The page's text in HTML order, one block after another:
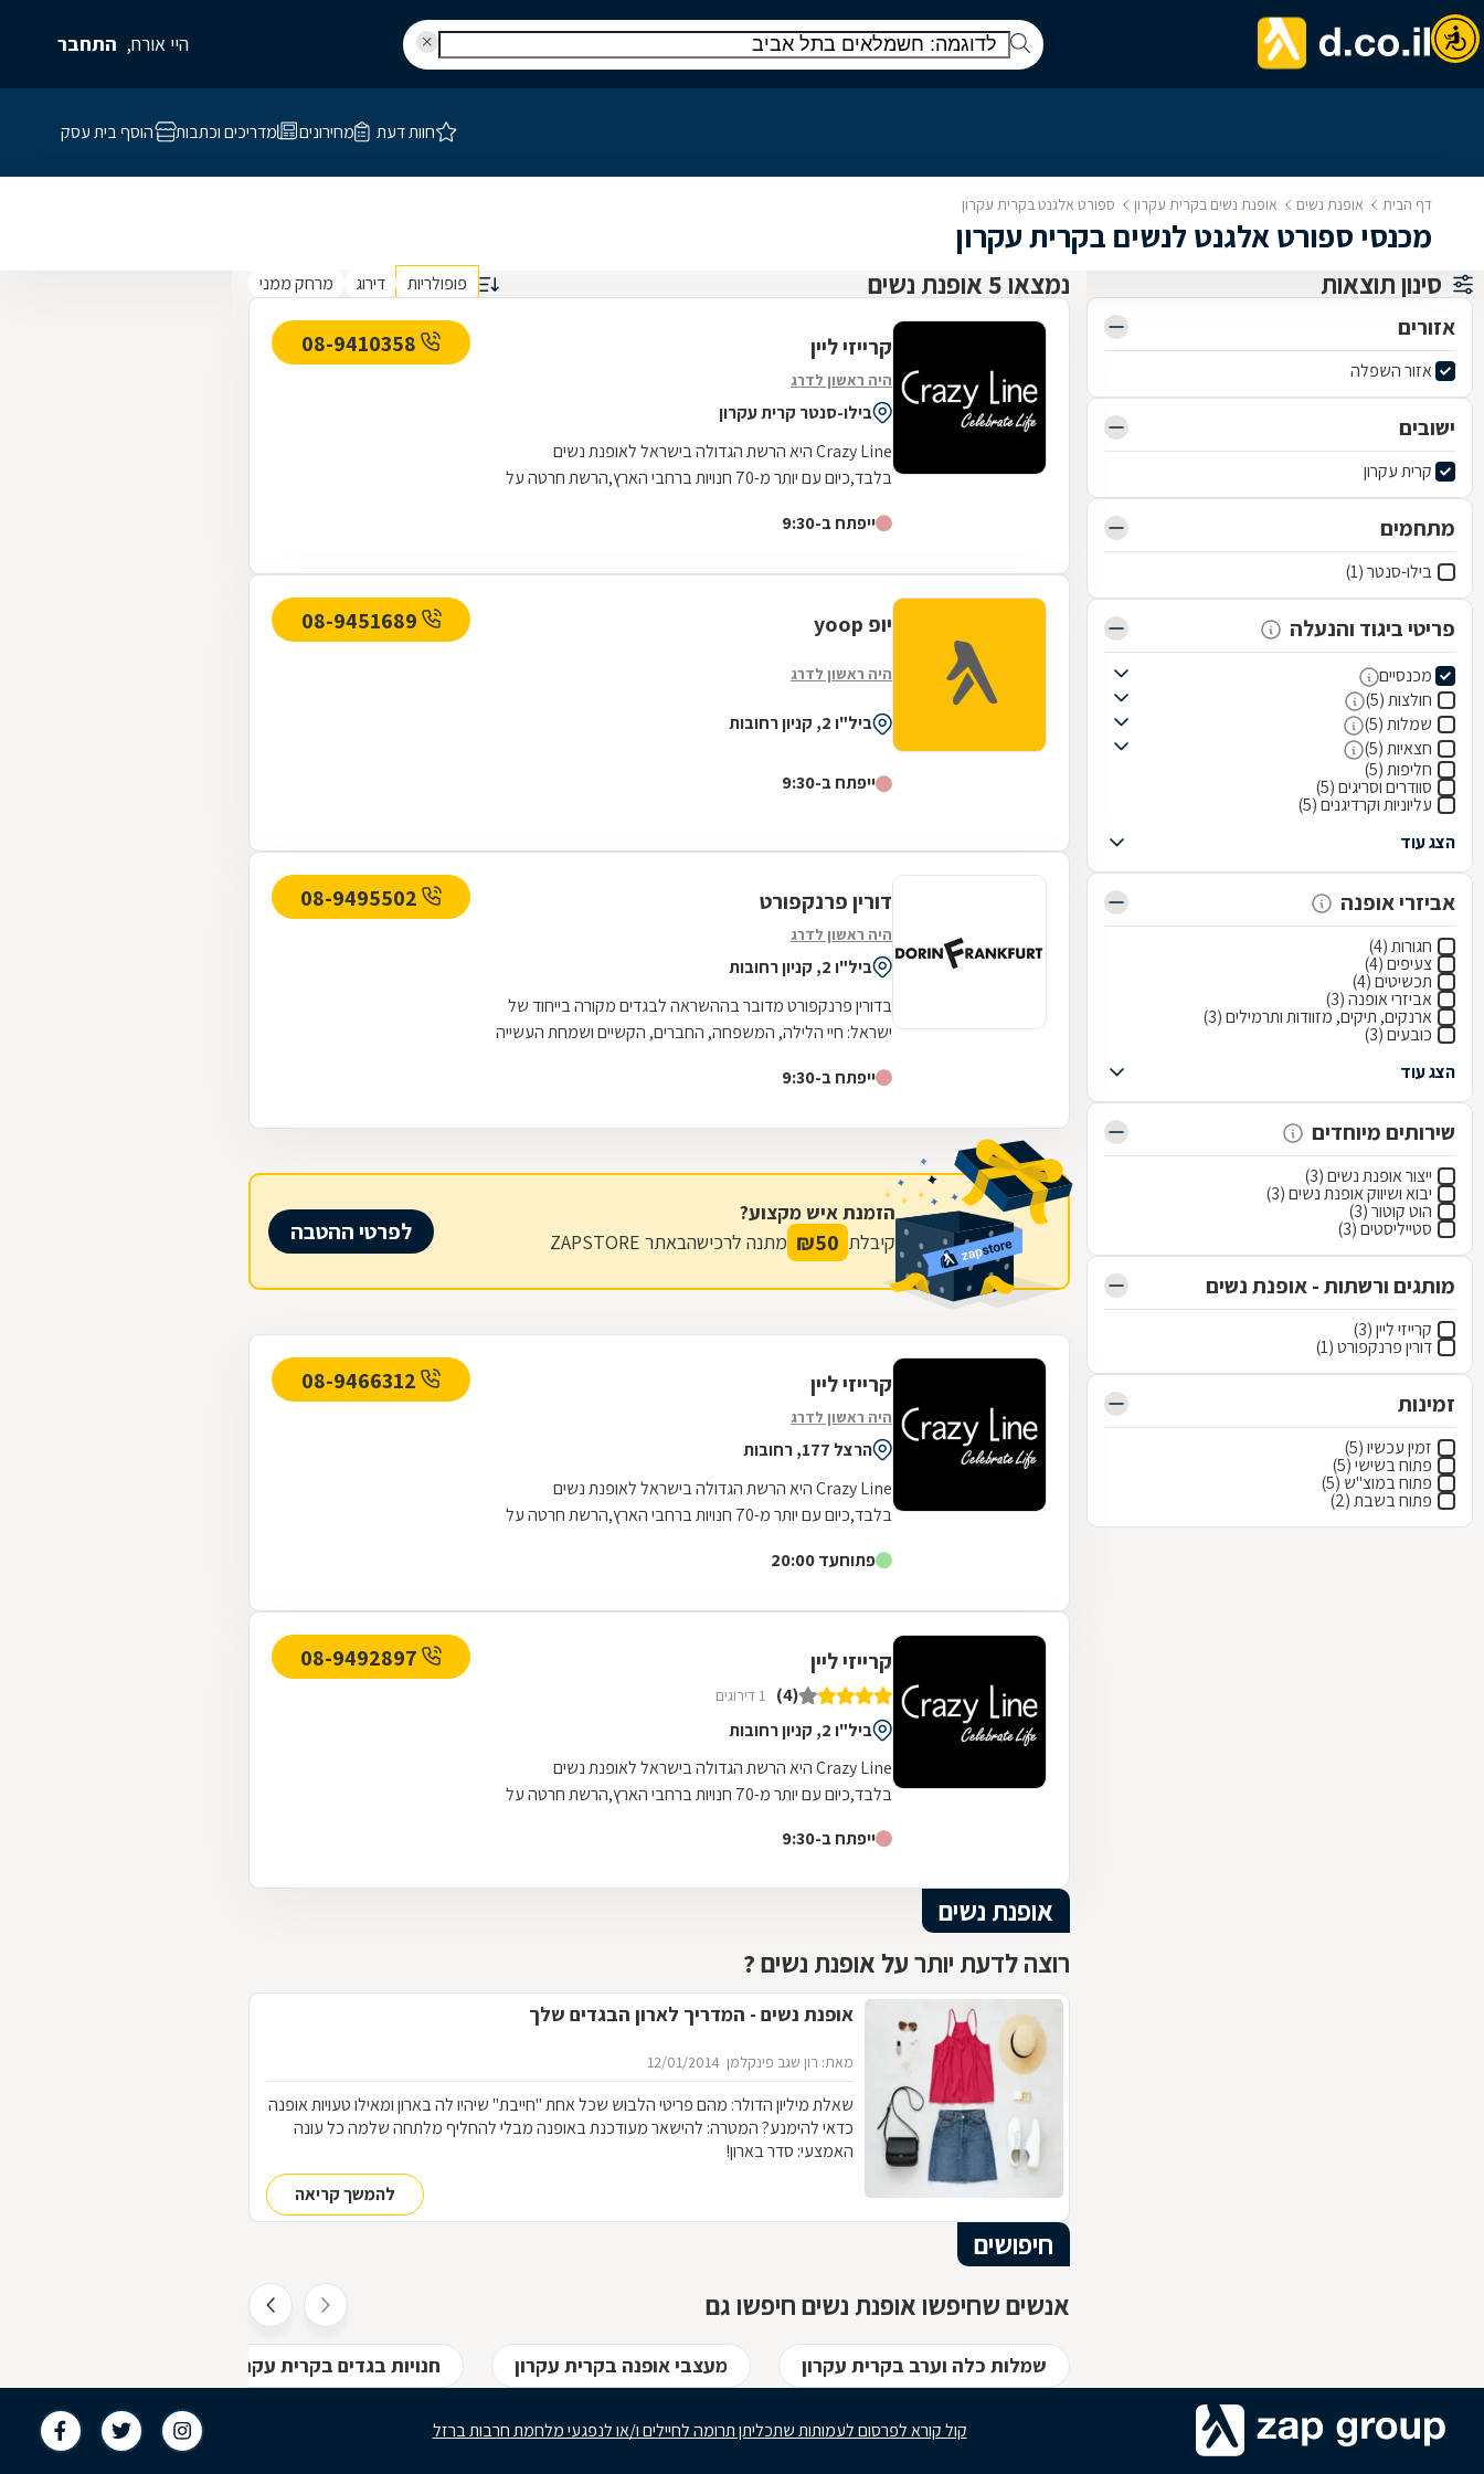
היי אורח, התחבר
חוות דעת מחירונים מדריכים וכתבות הוסף בית עסק
דף הבית אופנת נשים אופנת נשים בקרית עקרון ספורט אלגנט בקרית עקרון
מכנסי ספורט אלגנט לנשים בקרית עקרון
סינון תוצאות
אזורים
אזור השפלה
ישובים
קרית עקרון
מתחמים
בילו-סנטר (1)
פריטי ביגוד והנעלה
מכנסיים
חולצות (5)
שמלות (5)
חצאיות (5)
חליפות (5)
סוודרים וסריגים (5)
עליוניות וקרדיגנים (5)
הצג עוד
אביזרי אופנה
חגורות (4)
צעיפים (4)
תכשיטים (4)
אביזרי אופנה (3)
ארנקים, תיקים, מזוודות ותרמילים (3)
כובעים (3)
הצג עוד
שירותים מיוחדים
ייצור אופנת נשים (3)
יבוא ושיווק אופנת נשים (3)
הוט קוטור (3)
סטייליסטים (3)
מותגים ורשתות - אופנת נשים
קרייזי ליין (3)
דורין פרנקפורט (1)
זמינות
זמין עכשיו (5)
פתוח בשישי (5)
פתוח במוצ"ש (5)
פתוח בשבת (2)
נמצאו 5 אופנת נשים פופולריות דירוג מרחק ממני
קרייזי ליין
היה ראשון לדרג
בילו-סנטר קרית עקרון
Crazy Line היא הרשת הגדולה בישראל לאופנת נשים
בלבד,כיום עם יותר מ-70 חנויות ברחבי הארץ,הרשת חרטה על
ייפתח ב-9:30
יופ yoop
היה ראשון לדרג
ביל"ו 2, קניון רחובות
ייפתח ב-9:30
דורין פרנקפורט
היה ראשון לדרג
ביל"ו 2, קניון רחובות
בדורין פרנקפורט מדובר בההשראה לבגדים מקורה בייחוד של
ישראל: חיי הלילה, המשפחה, החברים, הקשיים ושמחת העשייה
ייפתח ב-9:30
הזמנת איש מקצוע?
קיבלת 50
₪ מתנה לרכישהבאתר ZAPSTORE לפרטי ההטבה
קרייזי ליין
היה ראשון לדרג
הרצל 177, רחובות
Crazy Line היא הרשת הגדולה בישראל לאופנת נשים
בלבד,כיום עם יותר מ-70 חנויות ברחבי הארץ,הרשת חרטה על
פתוחעד 20:00
קרייזי ליין
(4) 1 דירוגים
ביל"ו 2, קניון רחובות
Crazy Line היא הרשת הגדולה בישראל לאופנת נשים
בלבד,כיום עם יותר מ-70 חנויות ברחבי הארץ,הרשת חרטה על
ייפתח ב-9:30
אופנת נשים
רוצה לדעת יותר על אופנת נשים ?
אופנת נשים - המדריך לארון הבגדים שלך
מאת: רון שגב פינקלמן 12/01/2014
שאלת מיליון הדולר: מהם פריטי הלבוש שכל אחת "חייבת" שיהיו לה בארון ומאילו טעויות אופנה
כדאי להימנע? המטרה: להישאר מעודכנת באופנה מבלי להחליף מלתחה שלמה כל עונה
האמצעי: סדר בארון!
להמשך קריאה
חיפושים
אנשים שחיפשו אופנת נשים חיפשו גם
שמלות כלה וערב בקרית עקרון מעצבי אופנה בקרית עקרון חנויות בגדים בקרית עקרון
קול קורא לפרסום לעמותות שתכליתן תרומה לחיילים ו/או לנפגעי מלחמת חרבות ברזל